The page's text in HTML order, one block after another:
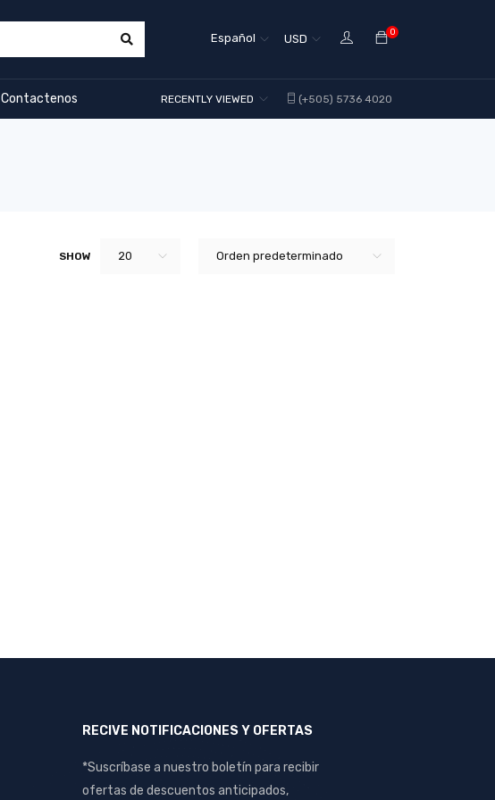
0
USD
Español
Contactenos (+505) 5736 4020
RECENTLY VIEWED
Orden predeterminado
SHOW 20
RECIVE NOTIFICACIONES Y OFERTAS
*Suscríbase a nuestro boletín para recibir
ofertas de descuentos anticipados,